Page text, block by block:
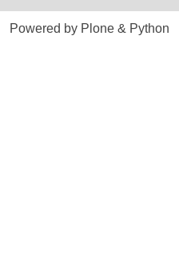
Powered by Plone & Python